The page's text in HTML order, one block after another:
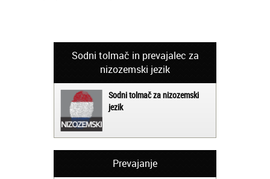
Sodni tolmač in prevajalec za
nizozemski jezik
Sodni tolmač za nizozemski
jezik
Prevajanje